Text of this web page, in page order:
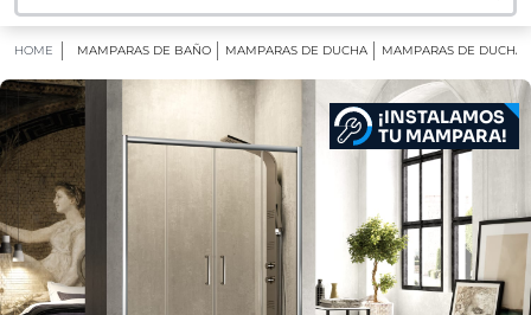
HOME MAMPARAS DE BAÑO MAMPARAS DE DUCHA MAMPARAS DE DUCHA
¡INSTALAMOS
TU MAMPARA!